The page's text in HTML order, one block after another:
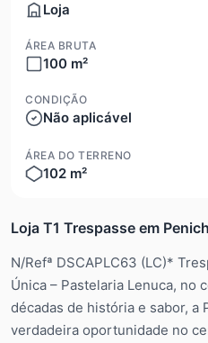
Loja
ÁREA BRUTA
100 m²
CONDIÇÃO
Não aplicável
ÁREA DO TERRENO
102 m²
Loja T1 Trespasse em
N/Refª DSCAPLC63 (LC)*
Única – Pastelaria Lenuca, no
décadas de história e sabor, a
verdadeira oportunidade no